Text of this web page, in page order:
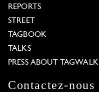
REPORTS
STREET
TAGBOOK
TALKS
PRESS ABOUT TAGWALK
Contactez-nous